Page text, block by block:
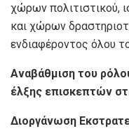
χώρων πολιτιστικού,
και χώρων
ενδιαφέροντος όλου
Αναβάθμιση του
έλξης επισκεπτών
Διοργάνωση